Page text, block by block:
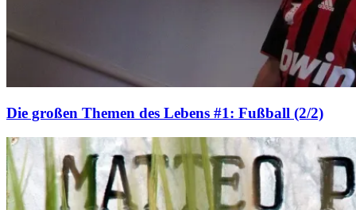
Die großen Themen des Lebens #1: Fußball (2/2)